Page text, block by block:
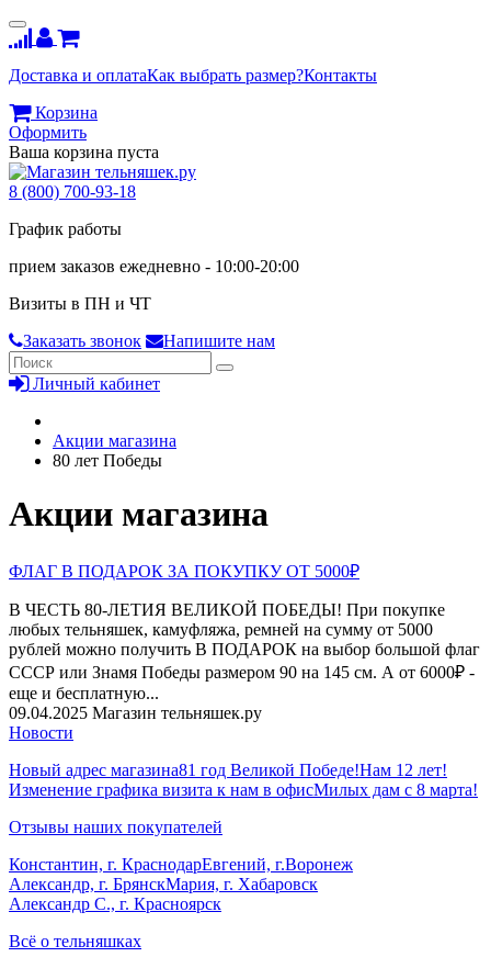
Доставка и оплатаКак выбрать размер?Контакты
Корзина
Оформить
Ваша корзина пуста
8 (800) 700-93-18
График работы
прием заказов ежедневно - 10:00-20:00
Визиты в ПН и ЧТ
Заказать звонок
Напишите нам
Личный кабинет
Акции магазина
80 лет Победы
Акции магазина
ФЛАГ В ПОДАРОК ЗА ПОКУПКУ ОТ 5000₽
В ЧЕСТЬ 80-ЛЕТИЯ ВЕЛИКОЙ ПОБЕДЫ! При покупке
любых тельняшек, камуфляжа, ремней на сумму от 5000
рублей можно получить В ПОДАРОК на выбор большой флаг
СССР или Знамя Победы размером 90 на 145 см. А от 6000₽ -
еще и бесплатную...
09.04.2025 Магазин тельняшек.ру
Новости
Новый адрес магазина81 год Великой Победе!Нам 12 лет!
Изменение графика визита к нам в офисМилых дам с 8 марта!
Отзывы наших покупателей
Константин, г. КраснодарЕвгений, г.Воронеж
Александр, г. БрянскМария, г. Хабаровск
Александр С., г. Красноярск
Всё о тельняшках